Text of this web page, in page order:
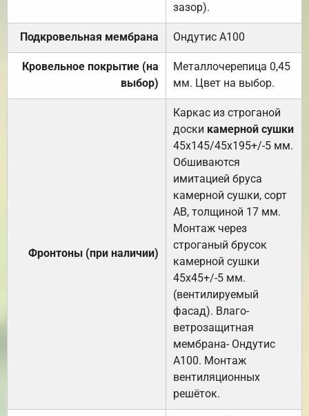
зазор).
Подкровельная мембрана Ондутис А100
Кровельное покрытие (на
выбор)
Металлочерепица 0,45
мм. Цвет на выбор.
Фронтоны (при наличии)
Каркас из строганой
доски камерной сушки
45х145/45х195+/-5 мм.
Обшиваются
имитацией бруса
камерной сушки, сорт
АВ, толщиной 17 мм.
Монтаж через
строганый брусок
камерной сушки
45х45+/-5 мм.
(вентилируемый
фасад). Влаго-
ветрозащитная
мембрана- Ондутис
А100. Монтаж
вентиляционных
решёток.